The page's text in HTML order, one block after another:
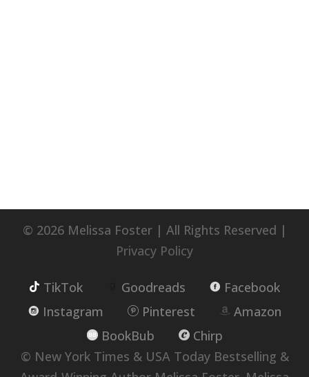
© 2026 Melissa Foster | All Rights Reserved |
Privacy Policy
TikTok Goodreads
Facebook
Instagram
Pinterest
Amazon
BookBub
Chirp
© New York Times & USA Today Bestselling &